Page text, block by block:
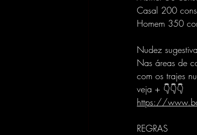
Casal 200
Homem 350
Nudez sugestiva
Nas áreas de
com os trajes
veja + 👇👇👇
https://
REGRAS